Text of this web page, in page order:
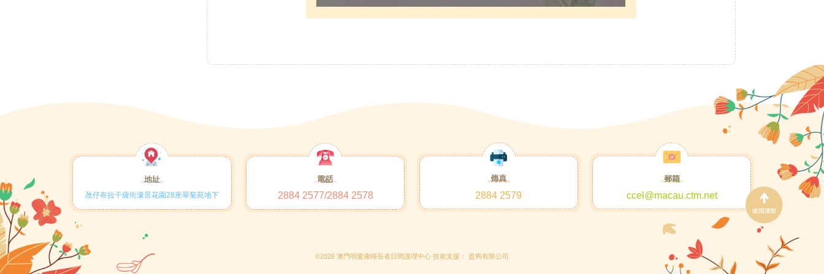
氹仔布拉干薩街濠景花園28座翠菊苑地下 2884 2577/2884 2578 2884 2579 ccel@macau.ctm.net
©2026 澳門明愛康暉長者日間護理中心 技術支援： 盈雋有限公司